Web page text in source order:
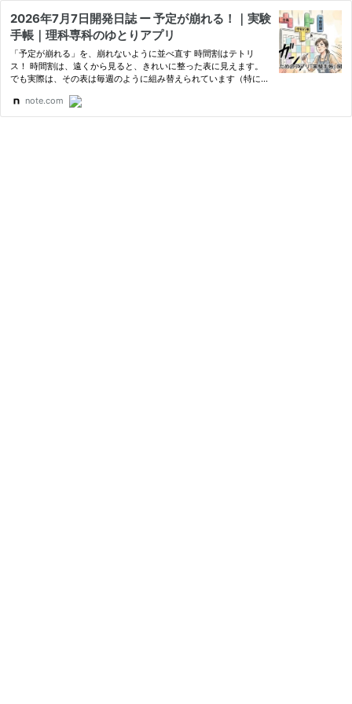
2026年7月7日開発日誌 ー 予定が崩れる！｜実験
手帳｜理科専科のゆとりアプリ
「予定が崩れる」を、崩れないように並べ直す 時間割はテトリ
ス！ 時間割は、遠くから見ると、きれいに整った表に見えます。
でも実際は、その表は毎週のように組み替えられています（特に小
何の実験をするか、大きな流れは動きません。動くのは「いつ・ど
の…
note.com